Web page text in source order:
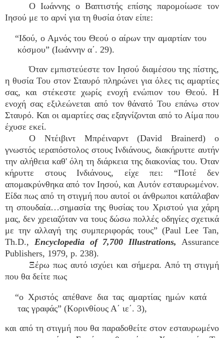
Ο Ιωάννης ο Βαπτιστής επίσης παρομοίωσε τον
Ιησού με το αρνί για τη θυσία όταν είπε:
“Ιδού, ο Αμνός του Θεού ο αίρων την αμαρτίαν του
κόσμου” (Ιωάννην α΄. 29).
Όταν εμπιστεύεστε τον Ιησού διαμέσου της πίστης,
η θυσία Του στον Σταυρό πληρώνει για όλες τις αμαρτίες
σας, και στέκεστε χωρίς ενοχή ενώπιον του Θεού. Η
ενοχή σας εξιλεώνεται από τον θάνατό Του επάνω στον
Σταυρό. Και οι αμαρτίες σας εξαγνίζονται από το Αίμα που
έχυσε εκεί.
Ο Ντέιβιντ Μπρέιναρντ (David Brainerd) ο
γνωστός ιεραπόστολος στους Ινδιάνους, διακήρυττε αυτήν
την αλήθεια καθ' όλη τη διάρκεια της διακονίας του. Όταν
κήρυττε στους Ινδιάνους, είχε πει: “Ποτέ δεν
απομακρύνθηκα από τον Ιησού, και Αυτόν εσταυρωμένον.
Είδα πως από τη στιγμή που αυτοί οι άνθρωποι κατάλαβαν
τη σπουδαία…σημασία της θυσίας του Χριστού για χάρη
μας, δεν χρειαζόταν να τους δώσω πολλές οδηγίες σχετικά
με την αλλαγή της συμπεριφοράς τους” (Paul Lee Tan,
Th.D., Encyclopedia of 7,700 Illustrations, Assurance
Publishers, 1979, p. 238).
Ξέρω πως αυτό ισχύει και σήμερα. Από τη στιγμή
που θα δείτε πως
“ο Χριστός απέθανε δια τας αμαρτίας ημών κατά
τας γραφάς” (Κορινθίους Α΄ ιε΄. 3),
και από τη στιγμή που θα παραδοθείτε στον εσταυρωμένο